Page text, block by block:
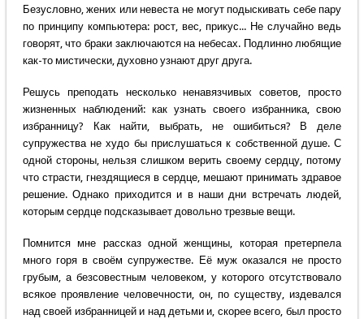
Безусловно, жених или невеста не могут подыскивать себе пару
по принципу компьютера: рост, вес, прикус... Не случайно ведь
говорят, что браки заключаются на небесах. Подлинно любящие
как-то мистически, духовно узнают друг друга.
Решусь преподать несколько ненавязчивых советов, просто
жизненных наблюдений: как узнать своего избранника, свою
избранницу? Как найти, выбрать, не ошибиться? В деле
супружества не худо бы прислушаться к собственной душе. С
одной стороны, нельзя слишком верить своему сердцу, потому
что страсти, гнездящиеся в сердце, мешают принимать здравое
решение. Однако приходится и в наши дни встречать людей,
которым сердце подсказывает довольно трезвые вещи.
Помнится мне рассказ одной женщины, которая претерпела
много горя в своём супружестве. Её муж оказался не просто
грубым, а безсовестным человеком, у которого отсутствовало
всякое проявление человечности, он, по существу, издевался
над своей избранницей и над детьми и, скорее всего, был просто